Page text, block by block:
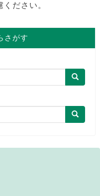
ださい。
さがす